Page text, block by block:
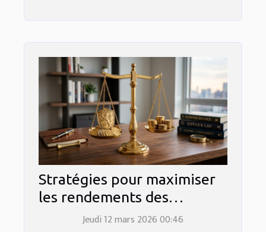
Stratégies pour maximiser
les rendements des
investissements sans risque
Jeudi 12 mars 2026 00:46